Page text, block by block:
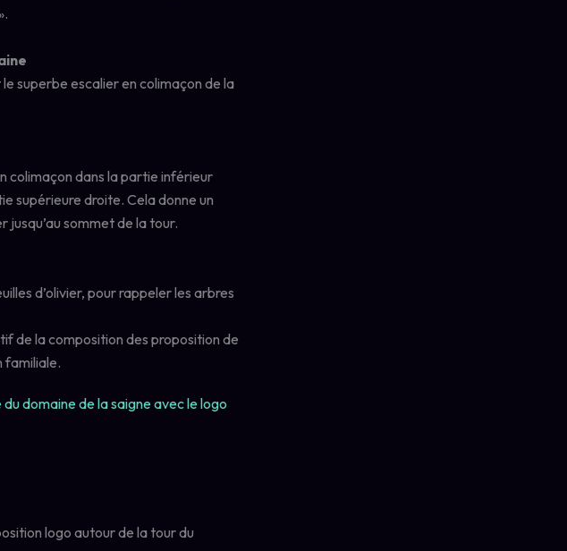
superbe escalier en colimaçon de la
colimaçon dans la partie inférieur
supérieure droite. Cela donne un
sommet de la tour.
d’olivier, pour rappeler les arbres